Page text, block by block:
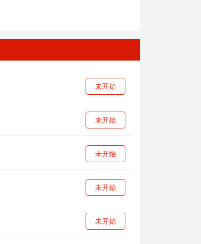
未开始
未开始
未开始
未开始
未开始